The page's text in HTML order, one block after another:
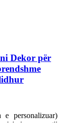
Dekor për
e personalizuar)